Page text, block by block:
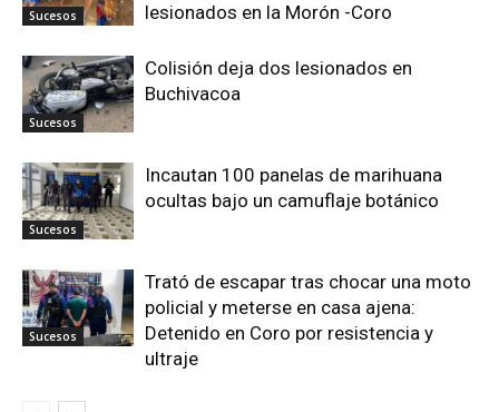
Sucesos
lesionados en la Morón -Coro
Sucesos
Colisión deja dos lesionados en
Buchivacoa
Sucesos
Incautan 100 panelas de marihuana
ocultas bajo un camuflaje botánico
Sucesos
Trató de escapar tras chocar una moto
policial y meterse en casa ajena:
Detenido en Coro por resistencia y
ultraje